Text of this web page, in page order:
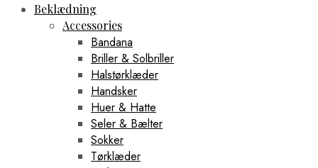
Beklædning
Accessories
Bandana
Briller & Solbriller
Halstørklæder
Handsker
Huer & Hatte
Seler & Bælter
Sokker
Tørklæder